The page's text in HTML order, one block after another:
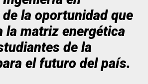
la oportunidad que
la matriz energética
de la
el futuro del país.